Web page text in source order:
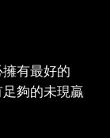
有最好的
夠的未現贏